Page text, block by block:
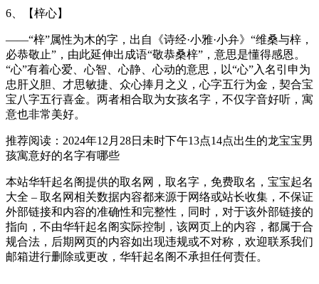
6、【梓心】
——“梓”属性为木的字，出自《诗经·小雅·小弁》“维桑与梓，
必恭敬止”，由此延伸出成语“敬恭桑梓”，意思是懂得感恩。
“心”有着心爱、心智、心静、心动的意思，以“心”入名引申为
忠肝义胆、才思敏捷、众心捧月之义，心字五行为金，契合宝
宝八字五行喜金。两者相合取为女孩名字，不仅字音好听，寓
意也非常美好。
推荐阅读：2024年12月28日未时下午13点14点出生的龙宝宝男
孩寓意好的名字有哪些
本站华轩起名阁提供的取名网，取名字，免费取名，宝宝起名
大全 – 取名网相关数据内容都来源于网络或站长收集，不保证
外部链接和内容的准确性和完整性，同时，对于该外部链接的
指向，不由华轩起名阁实际控制，该网页上的内容，都属于合
规合法，后期网页的内容如出现违规或不对称，欢迎联系我们
邮箱进行删除或更改，华轩起名阁不承担任何责任。